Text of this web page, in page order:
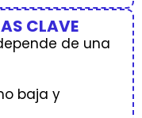
CLAVE
de una
baja y